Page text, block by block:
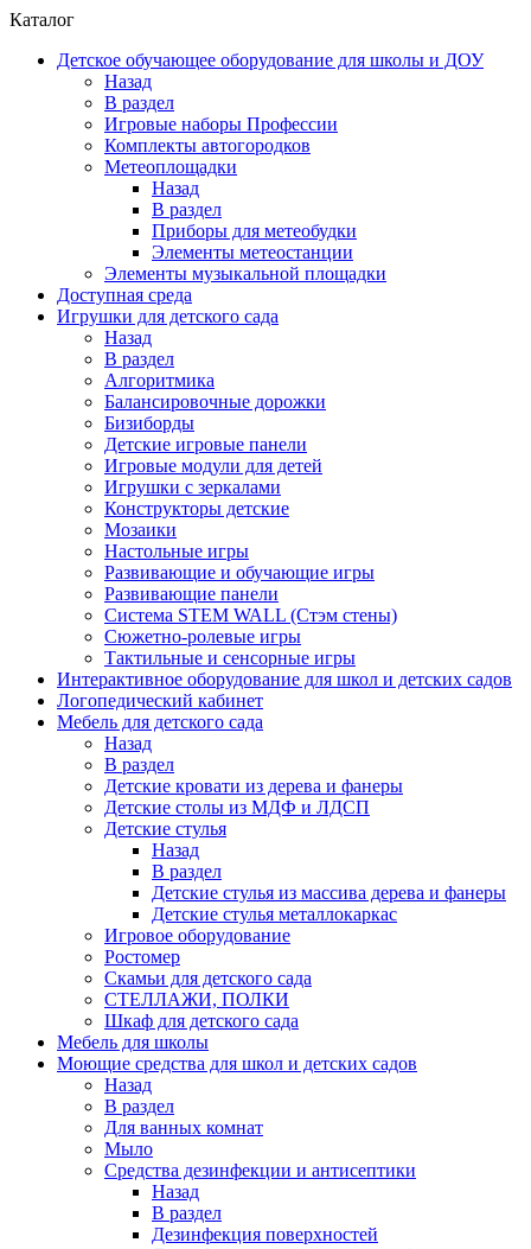
Каталог
Детское обучающее оборудование для школы и ДОУ
Назад
В раздел
Игровые наборы Профессии
Комплекты автогородков
Метеоплощадки
Назад
В раздел
Приборы для метеобудки
Элементы метеостанции
Элементы музыкальной площадки
Доступная среда
Игрушки для детского сада
Назад
В раздел
Алгоритмика
Балансировочные дорожки
Бизиборды
Детские игровые панели
Игровые модули для детей
Игрушки с зеркалами
Конструкторы детские
Мозаики
Настольные игры
Развивающие и обучающие игры
Развивающие панели
Система STEM WALL (Cтэм стены)
Сюжетно-ролевые игры
Тактильные и сенсорные игры
Интерактивное оборудование для школ и детских садов
Логопедический кабинет
Мебель для детского сада
Назад
В раздел
Детские кровати из дерева и фанеры
Детские столы из МДФ и ЛДСП
Детские стулья
Назад
В раздел
Детские стулья из массива дерева и фанеры
Детские стулья металлокаркас
Игровое оборудование
Ростомер
Скамьи для детского сада
СТЕЛЛАЖИ, ПОЛКИ
Шкаф для детского сада
Мебель для школы
Моющие средства для школ и детских садов
Назад
В раздел
Для ванных комнат
Мыло
Средства дезинфекции и антисептики
Назад
В раздел
Дезинфекция поверхностей